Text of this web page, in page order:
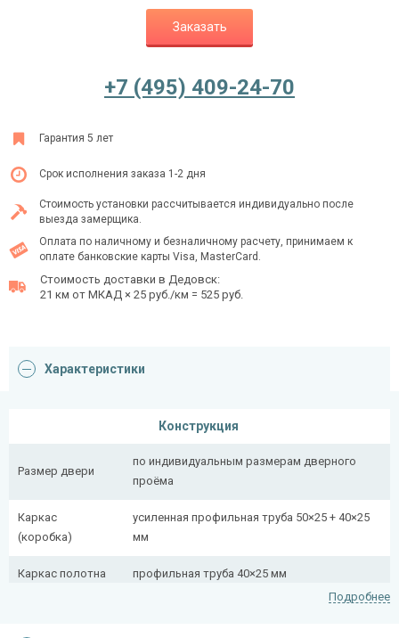
Ежедневно с 08:00 до 24:00
+7 (495) 409-24-70
Заказать
+7 (495) 409-24-70
Гарантия 5 лет
Срок исполнения заказа 1-2 дня
Стоимость установки рассчитывается индивидуально после
выезда замерщика.
Оплата по наличному и безналичному расчету, принимаем к
оплате банковские карты Visa, MasterCard.
Стоимость доставки в Дедовск:
21 км от МКАД × 25 руб./км = 525 руб.
Характеристики
Конструкция
Размер двери
по индивидуальным размерам дверного
проёма
Каркас
(коробка)
усиленная профильная труба 50×25 + 40×25
мм
Каркас полотна профильная труба 40×25 мм
Подробнее